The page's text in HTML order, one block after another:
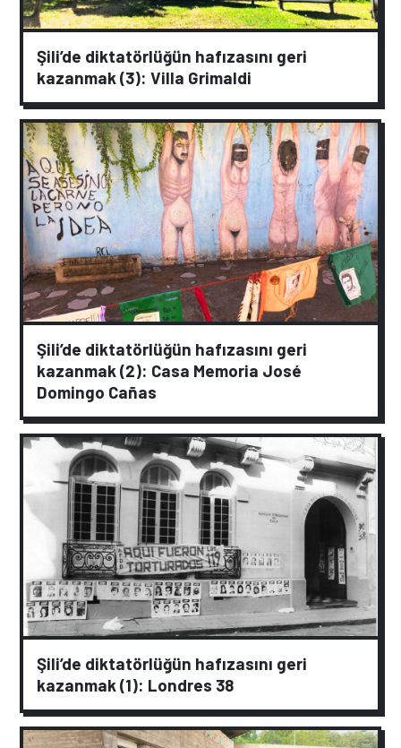
Şili’de diktatörlüğün hafızasını geri
kazanmak (3): Villa Grimaldi
Şili’de diktatörlüğün hafızasını geri
kazanmak (2): Casa Memoria José
Domingo Cañas
Şili’de diktatörlüğün hafızasını geri
kazanmak (1): Londres 38